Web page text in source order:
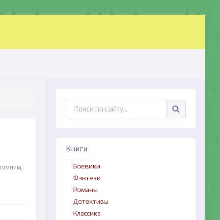
Книги
Боевики
Фэнтези
Романы
Детективы
Классика